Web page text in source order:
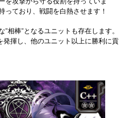
っており、戦闘を白熱させます！
相棒”となるユニットも存在します。
発揮し、他のユニット以上に勝利に貢